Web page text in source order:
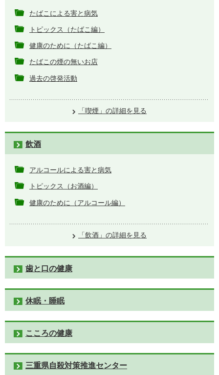
たばこによる害と病気
トピックス（たばこ編）
健康のために（たばこ編）
たばこの煙の無いお店
過去の啓発活動
「喫煙」の詳細を見る
飲酒
アルコールによる害と病気
トピックス（お酒編）
健康のために（アルコール編）
「飲酒」の詳細を見る
歯と口の健康
休眠・睡眠
こころの健康
三重県自殺対策推進センター